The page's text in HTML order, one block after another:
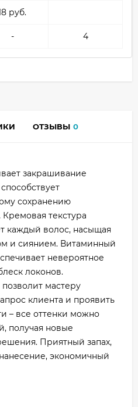
руб.
- 4
ОТЗЫВЫ 0
закрашивание
сохранению
Кремовая текстура
каждый волос, насыщая
и сиянием. Витаминный
невероятное
локонов.
мастеру
клиента и проявить
– все оттенки можно
получая новые
Приятный запах,
экономичный